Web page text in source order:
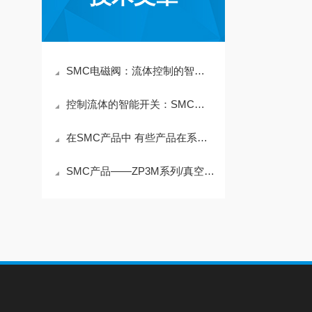
SMC电磁阀：流体控制的智能核心与安全屏障
控制流体的智能开关：SMC电磁阀的技术革新
在SMC产品中 有些产品在系列前面带有10- 25A-等代表含义
SMC产品——ZP3M系列/真空吸盘/带防滑构造